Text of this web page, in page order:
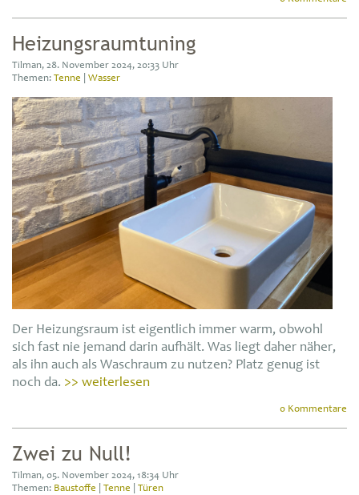
Heizungsraumtuning
Tilman, 28. November 2024, 20:33 Uhr
Themen: Tenne Wasser
Der Heizungsraum ist eigentlich immer warm, obwohl
sich fast nie jemand darin aufhält. Was liegt daher näher,
als ihn auch als Waschraum zu nutzen? Platz genug ist
noch da. >> weiterlesen
0 Kommentare
Zwei zu Null!
Tilman, 05. November 2024, 18:34 Uhr
Themen: Baustoffe Tenne Türen